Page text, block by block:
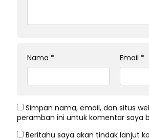
Nama * Email *
Simpan nama, email, dan situs
peramban ini untuk komentar saya
Beritahu saya akan tindak lanjut